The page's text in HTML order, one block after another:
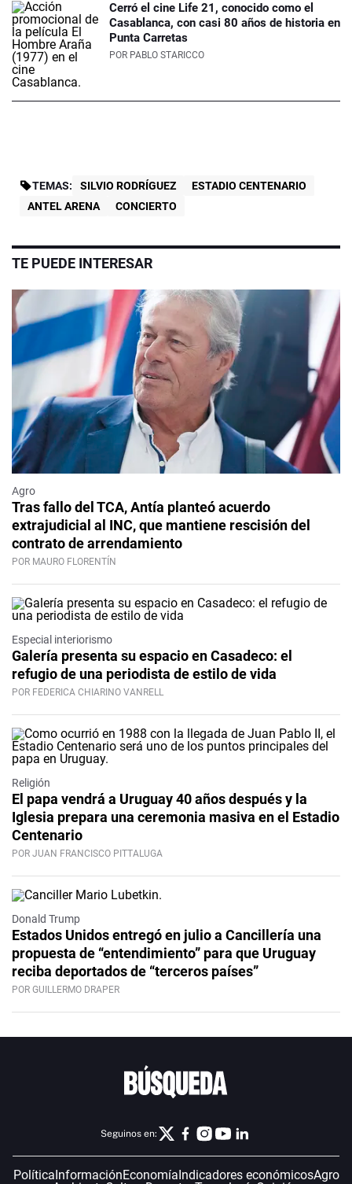
Cerró el cine Life 21, conocido como el
Casablanca, con casi 80 años de historia en
Punta Carretas
POR PABLO STARICCO
TEMAS: SILVIO RODRÍGUEZ
ESTADIO CENTENARIO
ANTEL ARENA
CONCIERTO
TE PUEDE INTERESAR
Agro
Tras fallo del TCA, Antía planteó acuerdo
extrajudicial al INC, que mantiene rescisión del
contrato de arrendamiento
POR MAURO FLORENTÍN
Especial interiorismo
Galería presenta su espacio en Casadeco: el
refugio de una periodista de estilo de vida
POR FEDERICA CHIARINO VANRELL
Religión
El papa vendrá a Uruguay 40 años después y la
Iglesia prepara una ceremonia masiva en el Estadio
Centenario
POR JUAN FRANCISCO PITTALUGA
Donald Trump
Estados Unidos entregó en julio a Cancillería una
propuesta de “entendimiento” para que Uruguay
reciba deportados de “terceros países”
POR GUILLERMO DRAPER
Seguinos en:
PolíticaInformaciónEconomíaIndicadores económicosAgro